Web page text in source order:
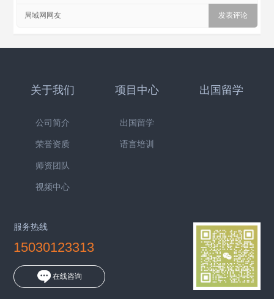
局域网网友
关于我们
公司简介
荣誉资质
师资团队
视频中心
项目中心
出国留学
语言培训
出国留学
服务热线
15030123313
在线咨询